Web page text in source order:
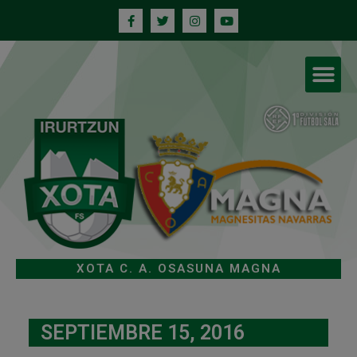
XOTA C. A. OSASUNA MAGNA
SEPTIEMBRE 15, 2016